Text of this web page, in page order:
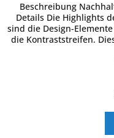
Beschreibung
Details Die Highlights
sind die Design-
die Kontraststreifen.